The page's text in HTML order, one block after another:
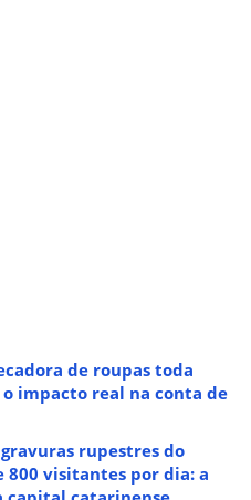
de roupas toda
impacto real na conta de
rupestres do
visitantes por dia: a